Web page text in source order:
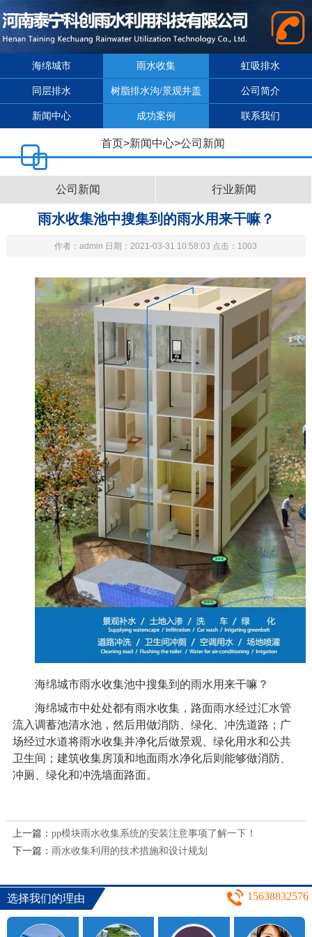
海绵城市 雨水收集 虹吸排水
同层排水 树脂排水沟/景观井盖 公司简介
新闻中心 成功案例 联系我们
首页>新闻中心>公司新闻
公司新闻 行业新闻
雨水收集池中搜集到的雨水用来干嘛？
作者：admin 日期：2021-03-31 10:58:03 点击：1003
海绵城市雨水收集池中搜集到的雨水用来干嘛？
海绵城市中处处都有雨水收集，路面雨水经过汇水管
流入调蓄池清水池，然后用做消防、绿化、冲洗道路；广
场经过水道将雨水收集并净化后做景观、绿化用水和公共
卫生间；建筑收集房顶和地面雨水净化后则能够做消防、
冲厕、绿化和冲洗墙面路面。
上一篇： pp模块雨水收集系统的安装注意事项了解一下！
下一篇： 雨水收集利用的技术措施和设计规划
选择我们的理由 15638832576